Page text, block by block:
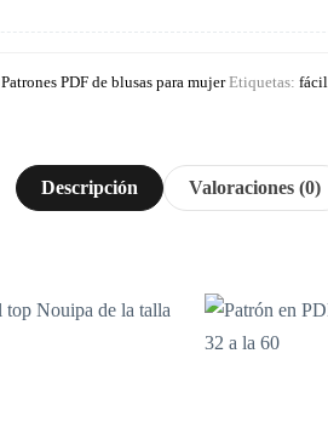
Patrones PDF de blusas para mujer Etiquetas: fácil
Descripción Valoraciones (0)